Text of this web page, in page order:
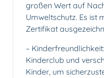
großen Wert auf
Umweltschutz. Es ist
Zertifikat
–
Kinderclub und
Kinder, um